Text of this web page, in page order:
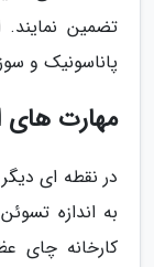
تضمین
پاناسونیک و
مهارت
در نقطه ای
به اندازه
کارخانه چای